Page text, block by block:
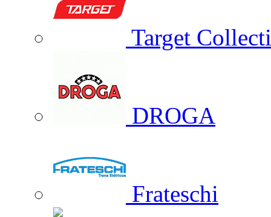
Target
DROGA
Frateschi